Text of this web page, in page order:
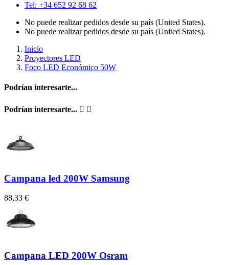
Tel: +34 652 92 68 62
No puede realizar pedidos desde su país (United States).
No puede realizar pedidos desde su país (United States).
Inicio
Proyectores LED
Foco LED Económico 50W
Podrían interesarte...
Podrían interesarte...  
Campana led 200W Samsung
88,33 €
Campana LED 200W Osram